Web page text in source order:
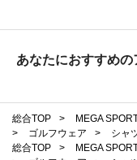
あなたにおすすめの
総合TOP > MEGA
>
ゴルフウェア > シャ
総合TOP
> MEGA